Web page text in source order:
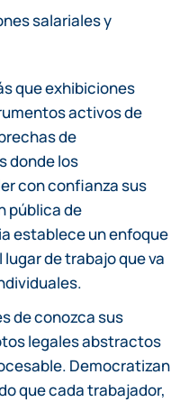
salariales y
que exhibiciones
activos de
de
donde los
con confianza sus
pública de
establece un enfoque
de trabajo que va
de conozca sus
legales abstractos
Democratizan
que cada trabajador,